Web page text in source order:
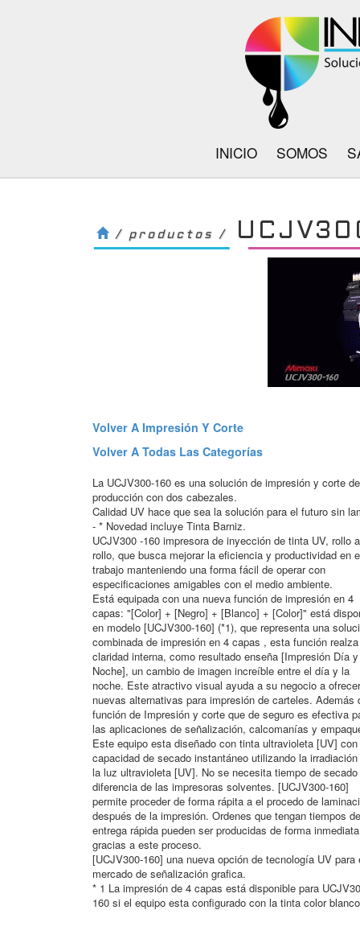
INICIO SOMOS
/ productos /
Volver A Impresión Y Corte
Volver A Todas Las Categorías
La UCJV300-160 es una solución de impresión y corte
producción con dos cabezales.
Calidad UV hace que sea la solución para el futuro sin
- * Novedad incluye Tinta Barniz.
UCJV300 -160 impresora de inyección de tinta UV, rollo a
rollo, que busca mejorar la eficiencia y productividad en
trabajo manteniendo una forma fácil de operar con
especificaciones amigables con el medio ambiente.
Está equipada con una nueva función de impresión en 4
capas: "[Color] + [Negro] + [Blanco] + [Color]" está
en modelo [UCJV300-160] (*1), que representa una
combinada de impresión en 4 capas , esta función
claridad interna, como resultado enseña [Impresión Día y
Noche], un cambio de imagen increíble entre el día y la
noche. Este atractivo visual ayuda a su negocio a ofrecer
nuevas alternativas para impresión de carteles. Además
función de Impresión y corte que de seguro es efectiva
las aplicaciones de señalización, calcomanías y
Este equipo esta diseñado con tinta ultravioleta [UV]
capacidad de secado instantáneo utilizando la
la luz ultravioleta [UV]. No se necesita tiempo de
diferencia de las impresoras solventes. [UCJV300-160]
permite proceder de forma rápita a el procedo de
después de la impresión. Ordenes que tengan tiempos de
entrega rápida pueden ser producidas de forma inmediata
gracias a este proceso.
[UCJV300-160] una nueva opción de tecnología UV para
mercado de señalización grafica.
* 1 La impresión de 4 capas está disponible para
160 si el equipo esta configurado con la tinta color